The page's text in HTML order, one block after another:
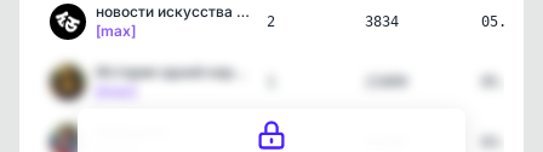
новости искусства и куль…
[max]
2 3834
История одной картины | …
[max]
3